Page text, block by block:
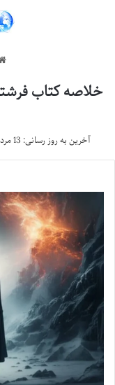
خلاصه کتاب
آخرین به روز رسانی: 13 مرداد 1404